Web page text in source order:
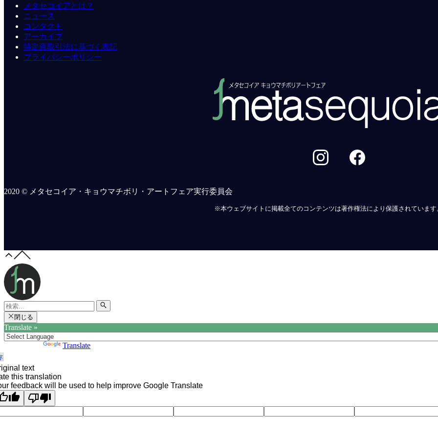
メタセコイアとは？
ニュース
コンタクト
アーカイブ
特定商取引法に基づく表記
プライバシーポリシー
2020 © メタセコイア・キョウマチボリ・アートフェア実行委員会
※本ウェブサイトに掲載全てのコンテンツは著作権法により保護されています
閉じる
Translate »
Translate
text
this translation
feedback will be used to help improve Google Translate